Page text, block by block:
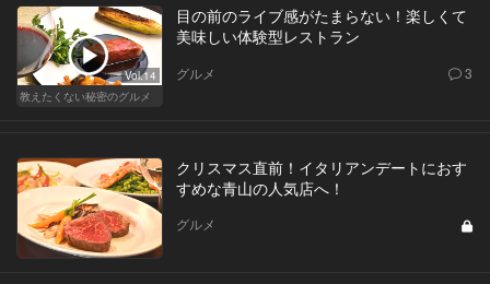
Vol.14
教えたくない秘密のグルメ
目の前のライブ感がたまらない！楽しくて
美味しい体験型レストラン
グルメ 3
クリスマス直前！イタリアンデートにおす
すめな青山の人気店へ！
グルメ